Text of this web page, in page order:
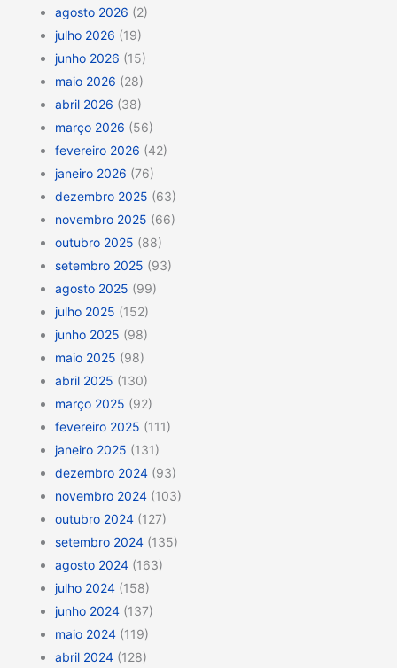
agosto 2026 (2)
julho 2026 (19)
junho 2026 (15)
maio 2026 (28)
abril 2026 (38)
março 2026 (56)
fevereiro 2026 (42)
janeiro 2026 (76)
dezembro 2025 (63)
novembro 2025 (66)
outubro 2025 (88)
setembro 2025 (93)
agosto 2025 (99)
julho 2025 (152)
junho 2025 (98)
maio 2025 (98)
abril 2025 (130)
março 2025 (92)
fevereiro 2025 (111)
janeiro 2025 (131)
dezembro 2024 (93)
novembro 2024 (103)
outubro 2024 (127)
setembro 2024 (135)
agosto 2024 (163)
julho 2024 (158)
junho 2024 (137)
maio 2024 (119)
abril 2024 (128)